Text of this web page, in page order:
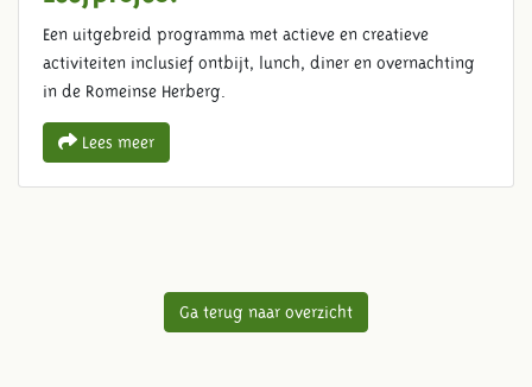
Een uitgebreid programma met actieve en creatieve
activiteiten inclusief ontbijt, lunch, diner en overnachting
in de Romeinse Herberg.
Lees meer
Ga terug naar overzicht